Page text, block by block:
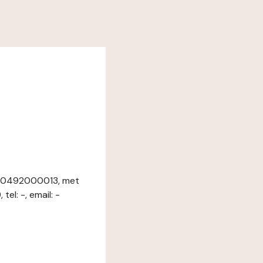
met
tel: -, email: -